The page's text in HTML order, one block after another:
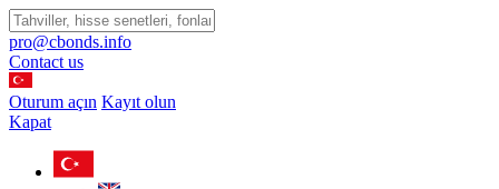
pro@cbonds.info
Contact us
Oturum açın Kayıt olun
Kapat